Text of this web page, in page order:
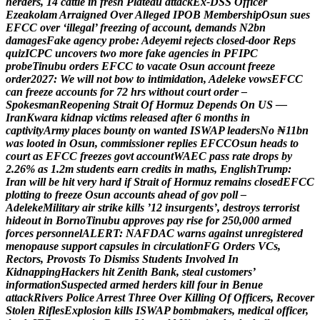
EzeakolamArraigned OverAlleged IPOB MembershipOsun sues
EFCC over ‘illegal’ freezing of account, demands N2bn
damagesFake agency probe:Adeyemi rejects closed-door Reps
quizICPC uncovers two more fake agencies in PFIPC
probeTinubu orders EFCC to vacate Osun account freeze
order2027: We will not bow to intimidation, Adeleke vowsEFCC
can freeze accounts for 72 hrs without court order –
SpokesmanReopening Strait Of Hormuz Depends On US —
IranKwara kidnap victims released after 6 months in
captivityArmy places bounty on wanted ISWAP leadersNo ₦11bn
was looted in Osun, commissioner replies EFCCOsun heads to
court as EFCC freezes govt accountWAEC pass rate drops by
2.26% as 1.2m students earn credits in maths, EnglishTrump:
Iran will be hit very hard if Strait of Hormuz remains closedEFCC
plotting to freeze Osun accounts ahead of gov poll –
AdelekeMilitary air strike kills ’12 insurgents’, destroys terrorist
hideout in BornoTinubu approves pay rise for 250,000 armed
forces personnelALERT: NAFDAC warns against unregistered
menopause support capsules in circulationFG Orders VCs,
Rectors, Provosts To Dismiss Students Involved In
KidnappingHackers hit Zenith Bank, steal customers’
informationSuspected armed herders kill four in Benue
attackRivers PoliceArrest Three Over Killing Of Officers, Recover
Stolen RiflesExplosion kills ISWAP bombmakers, medical officer,